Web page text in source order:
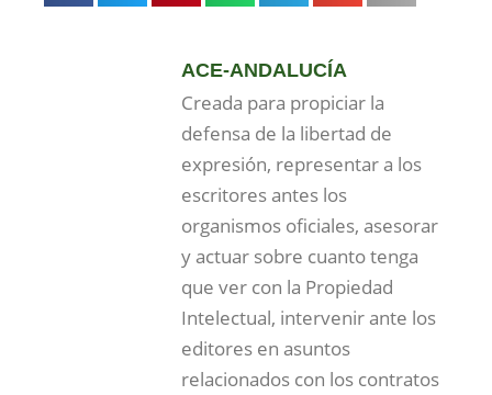
ACE-ANDALUCÍA
Creada para propiciar la
defensa de la libertad de
expresión, representar a los
escritores antes los
organismos oficiales, asesorar
y actuar sobre cuanto tenga
que ver con la Propiedad
Intelectual, intervenir ante los
editores en asuntos
relacionados con los contratos